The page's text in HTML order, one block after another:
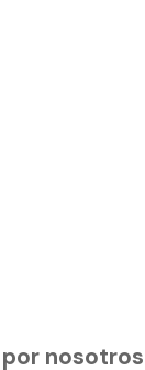
nosotros